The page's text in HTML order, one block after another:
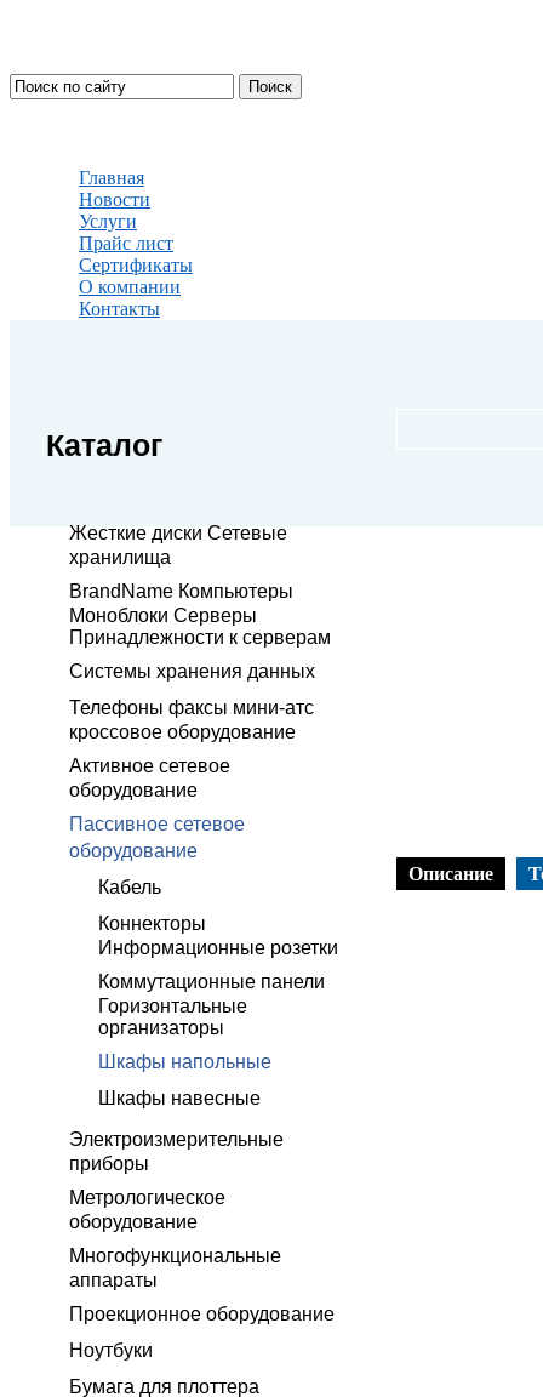
Главная
Новости
Услуги
Прайс лист
Сертификаты
О компании
Контакты
Каталог
Жесткие диски Сетевые
хранилища
BrandName Компьютеры
Моноблоки Серверы
Принадлежности к серверам
Системы хранения данных
Телефоны факсы мини-атс
кроссовое оборудование
Активное сетевое
оборудование
Пассивное сетевое
оборудование
Кабель
Коннекторы
Информационные розетки
Коммутационные панели
Горизонтальные
организаторы
Шкафы напольные
Шкафы навесные
Электроизмерительные
приборы
Метрологическое
оборудование
Многофункциональные
аппараты
Проекционное оборудование
Ноутбуки
Бумага для плоттера
Описание